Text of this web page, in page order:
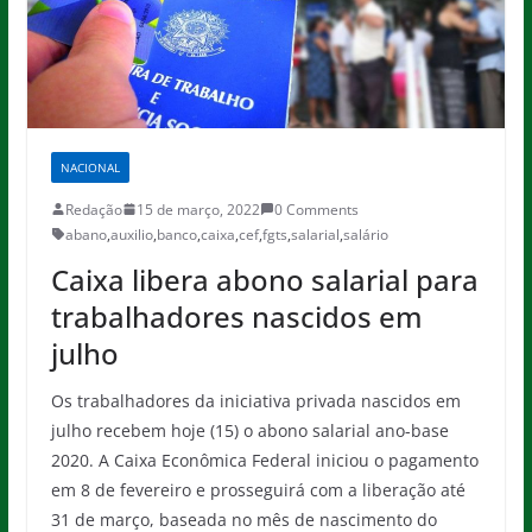
NACIONAL
Redação 15 de março, 2022
0 Comments
abano,auxilio,banco,caixa,cef,fgts,salarial,salário
Caixa libera abono salarial para
trabalhadores nascidos em
julho
Os trabalhadores da iniciativa privada nascidos em
julho recebem hoje (15) o abono salarial ano-base
2020. A Caixa Econômica Federal iniciou o pagamento
em 8 de fevereiro e prosseguirá com a liberação até
31 de março, baseada no mês de nascimento do